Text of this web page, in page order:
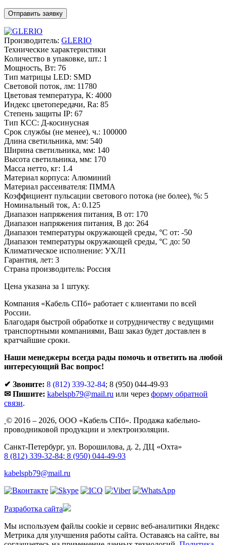
Отправить заявку
Производитель: GLERIO
Технические характеристики
Количество в упаковке, шт.: 1
Мощность, Вт: 76
Тип матрицы LED: SMD
Световой поток, лм: 11780
Цветовая температура, К: 4000
Индекс цветопередачи, Ra: 85
Степень защиты IP: 67
Тип КСС: Д-косинусная
Срок службы (не менее), ч.: 100000
Длина светильника, мм: 540
Ширина светильника, мм: 140
Высота светильника, мм: 170
Масса нетто, кг: 1.4
Материал корпуса: Алюминий
Материал рассеивателя: ПММА
Коэффициент пульсации светового потока (не более), %: 5
Номинальный ток, A: 0.125
Диапазон напряжения питания, В от: 170
Диапазон напряжения питания, В до: 264
Диапазон температуры окружающей среды, °C от: -50
Диапазон температуры окружающей среды, °C до: 50
Климатическое исполнение: УХЛ1
Гарантия, лет: 3
Страна производитель: Россия
Цена указана за 1 штуку.
Компания «Кабель СПб» работает с клиентами по всей
России.
Благодаря быстрой обработке и сотрудничеству с ведущими
транспортными компаниями, Ваш заказ будет доставлен в
кратчайшие сроки.
Наши менеджеры всегда рады помочь и ответить на любой
интересующий Вас вопрос!
✔ Звоните: 8 (812) 339-32-84; 8 (950) 044-49-93
✉ Пишите: kabelspb79@mail.ru или через форму обратной
связи.
© 2016 – 2026, ООО «Кабель СПб». Продажа кабельно-
проводниковой продукции и электроизоляции.
Санкт-Петербург, ул. Ворошилова, д. 2, ДЦ «Охта»
8 (812) 339-32-84; 8 (950) 044-49-93
kabelspb79@mail.ru
Разработка сайта
Мы используем файлы cookie и сервис веб-аналитики Яндекс
Метрика для улучшения работы сайта. Оставаясь на сайте, вы